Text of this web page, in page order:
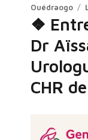
Ouédraogo
❖
Dr
CHR